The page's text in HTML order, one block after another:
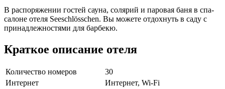
В распоряжении гостей сауна, солярий и паровая баня в спа-
салоне отеля Seeschlösschen. Вы можете отдохнуть в саду с
принадлежностями для барбекю.
Краткое описание отеля
Количество номеров
30
Интернет
Интернет, Wi-Fi